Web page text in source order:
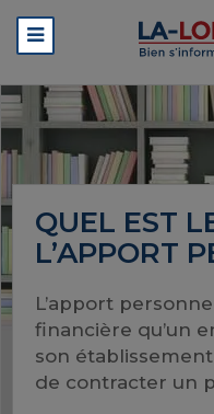
QUEL EST
L’APPORT
L’apport
financière qu’un
son
de contracter un